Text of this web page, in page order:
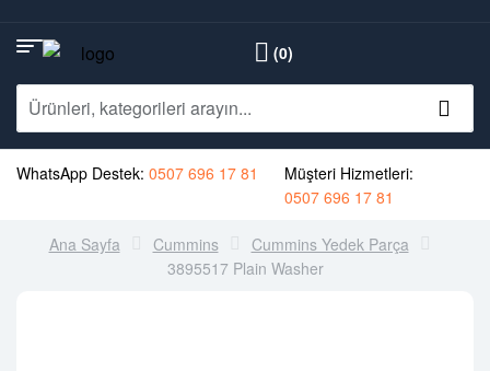
(0)
WhatsApp Destek: 0507 696 17 81
Müşteri Hizmetleri:
0507 696 17 81
Ana Sayfa Cummins
Cummins Yedek Parça
3895517 Plain Washer